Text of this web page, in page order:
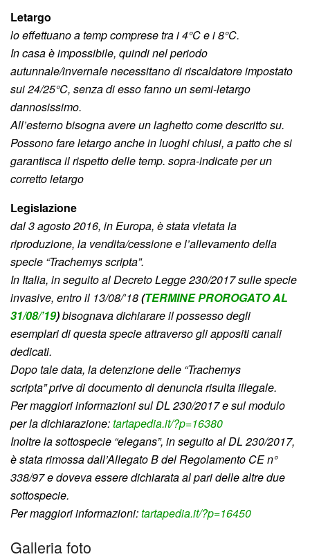
Letargo
lo effettuano a temp comprese tra i 4°C e i 8°C.
In casa è impossibile, quindi nel periodo
autunnale/invernale necessitano di riscaldatore impostato
sui 24/25°C, senza di esso fanno un semi-letargo
dannosissimo.
All’esterno bisogna avere un laghetto come descritto su.
Possono fare letargo anche in luoghi chiusi, a patto che si
garantisca il rispetto delle temp. sopra-indicate per un
corretto letargo
Legislazione
dal 3 agosto 2016, in Europa, è stata vietata la
riproduzione, la vendita/cessione e l’allevamento della
specie “Trachemys scripta”.
In Italia, in seguito al Decreto Legge 230/2017 sulle specie
invasive, entro il 13/08/’18(TERMINE PROROGATO AL
31/08/’19)bisognava dichiarare il possesso degli
esemplari di questa specie attraverso gli appositi canali
dedicati.
Dopo tale data, la detenzione delle “Trachemys
scripta” prive di documento di denuncia risulta illegale.
Per maggiori informazioni sul DL 230/2017 e sul modulo
per la dichiarazione:tartapedia.it/?p=16380
Inoltre la sottospecie “elegans”, in seguito al DL 230/2017,
è stata rimossa dall’Allegato B del Regolamento CE n°
338/97 e doveva essere dichiarata al pari delle altre due
sottospecie.
Per maggiori informazioni:tartapedia.it/?p=16450
Galleria foto